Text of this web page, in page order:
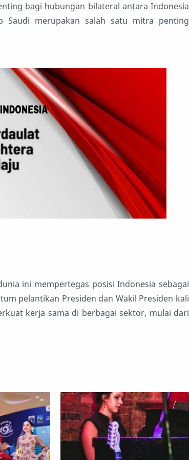
bagi hubungan bilateral antara Indonesia
Saudi merupakan salah satu mitra penting
ini mempertegas posisi Indonesia sebagai
pelantikan Presiden dan Wakil Presiden kali
kerja sama di berbagai sektor, mulai dari